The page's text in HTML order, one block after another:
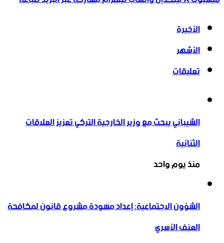
الأخيرة
الأشهر
تعليقات
الشيباني يبحث مع وزير الخارجية التركي تعزيز العلاقات
الثنائية
منذ يوم واحد
الشؤون الاجتماعية: إعداد مسودة مشروع قانون لمكافحة
العنف الأسري ‏